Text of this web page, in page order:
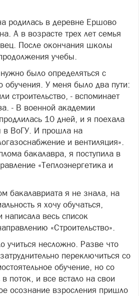
родилась в деревне Ершово
А в возрасте трех лет семья
После окончания школы
учебы.
было определяться с
обучения. У меня было два пути:
строительство, - вспоминает
- В военной академии
10 дней, и я поехала
в ВоГУ. И прошла на
и вентиляция».
бакалавра, я поступила в
«Теплоэнергетика и
бакалавриата я не знала, на
я хочу обучаться,
написала весь список
«Строительство».
учиться несложно. Разве что
переключиться со
обучение, но со
поток, и все встало на свои
осознание взросления пришло